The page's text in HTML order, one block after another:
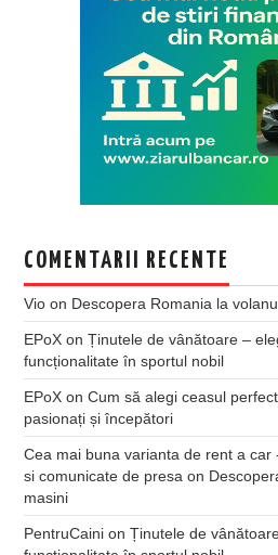
COMENTARII RECENTE
Vio on Descopera Romania la
EPoX onȚinutele de vânătoare –
funcționalitate în sportul nobil
EPoX onCum să alegi ceasul
pasionați și începători
Cea mai buna varianta de rent a
si comunicate de presa on
masini
PentruCaini onȚinutele de